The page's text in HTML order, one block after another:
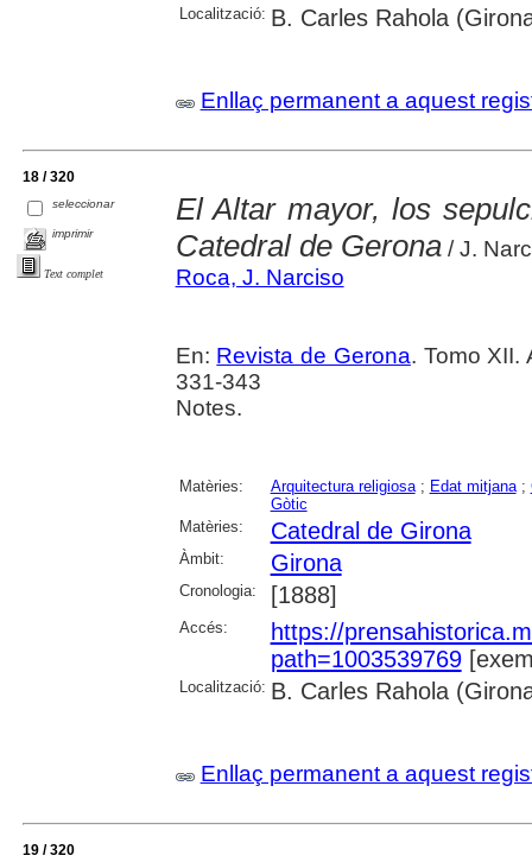
Localització: B. Carles Rahola
Enllaç permanent a aquest
18 / 320
seleccionar
imprimir
Text complet
El Altar mayor, los
Catedral de Gerona/ J.
Roca, J. Narciso
En: Revista de Gerona. Tomo XII.
331-343
Notes.
Matèries: Arquitectura religiosa; Edat mitjana;
Gòtic
Matèries:
Catedral de Girona
Àmbit: Girona
Cronologia: [1888]
Accés:
https://
path=1003539769
Localització: B. Carles Rahola
Enllaç permanent a aquest
19 / 320